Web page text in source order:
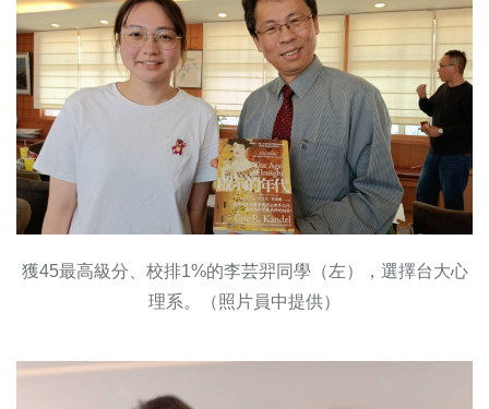
獲45最高級分、校排1%的李芸羿同學（左），選擇台大心
理系。（照片員中提供）